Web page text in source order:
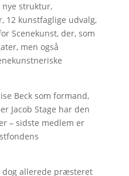
struktur,
12 kunstfaglige udvalg,
Scenekunst, der, som
men også
Beck som formand,
Jacob Stage har den
– sidste medlem er
dog allerede præsteret